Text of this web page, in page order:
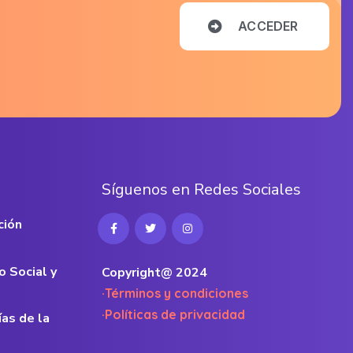
ACCEDER
Social y
de la
Síguenos en Redes Sociales
Copyright@ 2024
·Términos y condiciones
·Políticas de privacidad